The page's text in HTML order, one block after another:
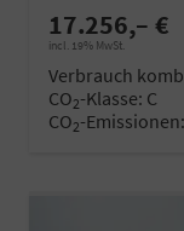
17.256,– €
incl. 19% MwSt.
Verbrauch
CO2-Klasse: C
CO2-Emissionen: